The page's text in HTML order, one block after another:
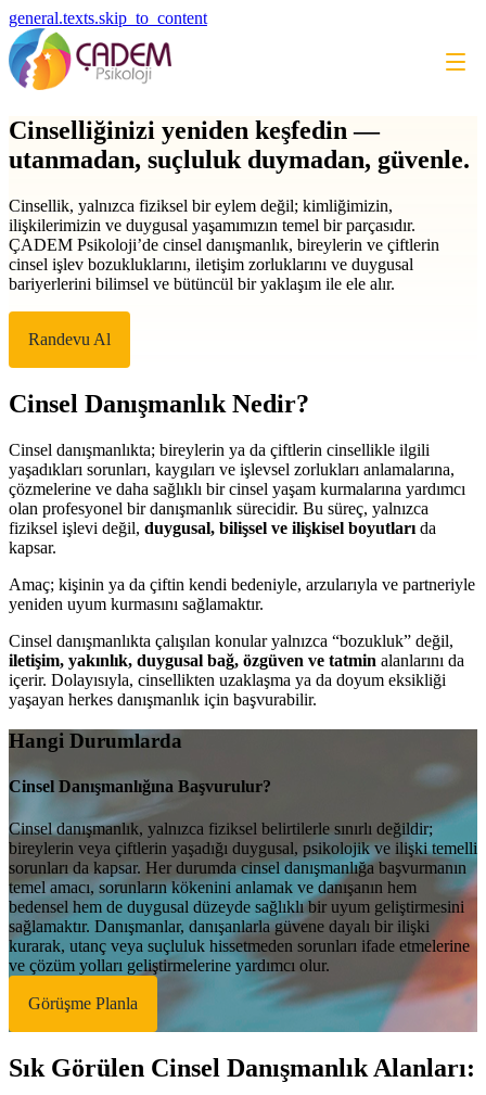
general.texts.skip_to_content
Cinselliğinizi yeniden keşfedin —
utanmadan, suçluluk duymadan, güvenle.
Cinsellik, yalnızca fiziksel bir eylem değil; kimliğimizin,
ilişkilerimizin ve duygusal yaşamımızın temel bir parçasıdır.
ÇADEM Psikoloji’de cinsel danışmanlık, bireylerin ve çiftlerin
cinsel işlev bozukluklarını, iletişim zorluklarını ve duygusal
bariyerlerini bilimsel ve bütüncül bir yaklaşım ile ele alır.
Randevu Al
Cinsel Danışmanlık Nedir?
Cinsel danışmanlıkta; bireylerin ya da çiftlerin cinsellikle ilgili
yaşadıkları sorunları, kaygıları ve işlevsel zorlukları anlamalarına,
çözmelerine ve daha sağlıklı bir cinsel yaşam kurmalarına yardımcı
olan profesyonel bir danışmanlık sürecidir. Bu süreç, yalnızca
fiziksel işlevi değil, duygusal, bilişsel ve ilişkisel boyutları da
kapsar.
Amaç; kişinin ya da çiftin kendi bedeniyle, arzularıyla ve partneriyle
yeniden uyum kurmasını sağlamaktır.
Cinsel danışmanlıkta çalışılan konular yalnızca “bozukluk” değil,
iletişim, yakınlık, duygusal bağ, özgüven ve tatmin alanlarını da
içerir. Dolayısıyla, cinsellikten uzaklaşma ya da doyum eksikliği
yaşayan herkes danışmanlık için başvurabilir.
Hangi Durumlarda
Cinsel Danışmanlığına Başvurulur?
Cinsel danışmanlık, yalnızca fiziksel belirtilerle sınırlı değildir;
bireylerin veya çiftlerin yaşadığı duygusal, psikolojik ve ilişki temelli
sorunları da kapsar. Her durumda cinsel danışmanlığa başvurmanın
temel amacı, sorunların kökenini anlamak ve danışanın hem
bedensel hem de duygusal düzeyde sağlıklı bir uyum geliştirmesini
sağlamaktır. Danışmanlar, danışanlarla güvene dayalı bir ilişki
kurarak, utanç veya suçluluk hissetmeden sorunları ifade etmelerine
ve çözüm yolları geliştirmelerine yardımcı olur.
Görüşme Planla
Sık Görülen Cinsel Danışmanlık Alanları: